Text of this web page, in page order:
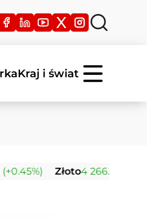
Kraj i świat
Złoto 4 266.13 USD (+0.61%)